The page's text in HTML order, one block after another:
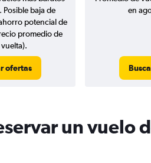
baja de
potencial de
promedio de
ofertas
en
un vuelo